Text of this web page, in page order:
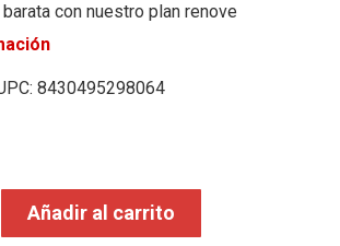
con nuestro plan renove
8430495298064
Añadir al carrito